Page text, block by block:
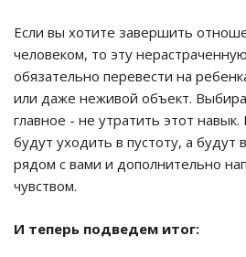
Если вы хотите завершить
человеком, то эту
обязательно перевести на
или даже неживой объект.
главное - не утратить этот
будут уходить в пустоту, а будут
рядом с вами и дополнительно
чувством.
И теперь подведем итог: